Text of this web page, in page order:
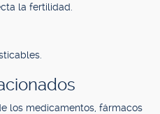
la fertilidad.
los medicamentos, fármacos